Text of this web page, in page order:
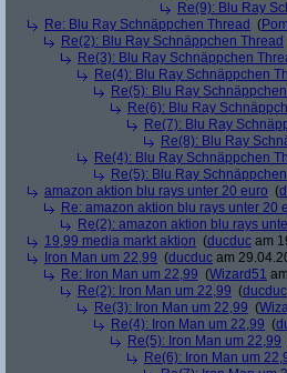
Re(9): Blu Ray
Re: Blu Ray Schnäppchen Thread (
Re(2): Blu Ray Schnäppchen Thread
Re(3): Blu Ray Schnäppchen
Re(4): Blu Ray Schnäppchen
Re(5): Blu Ray
Re(6): Blu Ray
Re(7): Blu Ray
Re(8): Blu Ray
Re(4): Blu Ray Schnäppchen
Re(5): Blu Ray
amazon aktion blu rays unter 20 euro (
Re: amazon aktion blu rays unter 20
Re(2): amazon aktion blu rays
19,99 media markt aktion (ducduc am
Iron Man um 22,99 (ducduc am
Re: Iron Man um 22,99 (Wizard51
Re(2): Iron Man um 22,99 (ducduc
Re(3): Iron Man um 22,99 (
Re(4): Iron Man um 22,99 (
Re(5): Iron Man um 22,99
Re(6): Iron Man um